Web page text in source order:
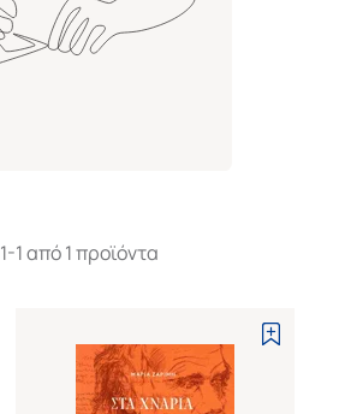
1-1 από 1 προϊόντα